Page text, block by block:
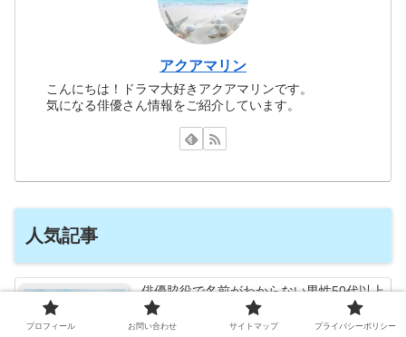
アクアマリン
こんにちは！ドラマ大好きアクアマリンです。
気になる俳優さん情報をご紹介しています。
人気記事
俳優脇役で名前がわからない男性50代以上
おすすめ10人紹介します！
プロフィール お問い合わせ サイトマップ プライバシーポリシー